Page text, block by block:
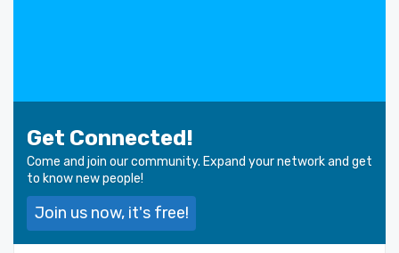
Get Connected!
Come and join our community. Expand your network and get
to know new people!
Join us now, it's free!